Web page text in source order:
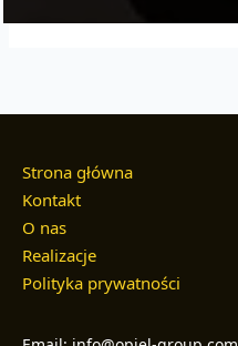
Strona główna
Kontakt
O nas
Realizacje
Polityka prywatności